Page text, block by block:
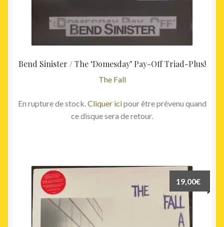
Bend Sinister / The ‘Domesday’ Pay-Off Triad-Plus!
The Fall
En rupture de stock. Cliquer icipour être prévenu quand
ce disque sera de retour.
19,00€